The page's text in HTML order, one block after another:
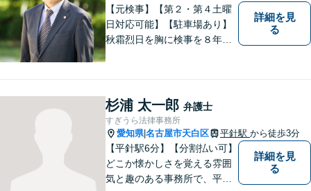
【元検事】【第２・第４土曜
日対応可能】【駐車場あり】
秋霜烈日を胸に検事を８年，
添い，「この地域」の方々の
悩みに対して一緒に解決を目
指したいと思います。お待ち
しております。
詳細を見
る
杉浦 太一郎 弁護士
すぎうら法律事務所
愛知県|名古屋市天白区 平針駅 から徒歩3分
【平針駅6分】【分割払い可】
どこか懐かしさを覚える雰囲
気と趣のある事務所で、平針
詳細を見
る